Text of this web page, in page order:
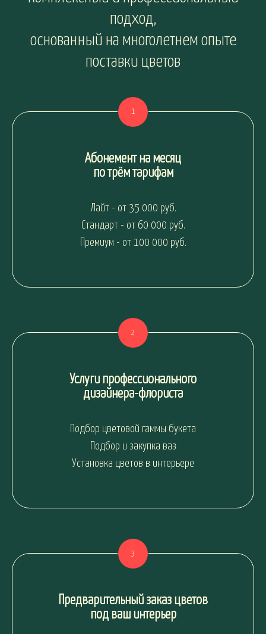
подход,
основанный на многолетнем опыте
поставки цветов
Абонемент на месяц
по трём тарифам
Лайт - от 35 000 руб.
Стандарт - от 60 000 руб.
Премиум - от 100 000 руб.
Услуги профессионального
дизайнера-флориста
Подбор цветовой гаммы букета
Подбор и закупка ваз
Установка цветов в интерьере
Предварительный заказ цветов
под ваш интерьер